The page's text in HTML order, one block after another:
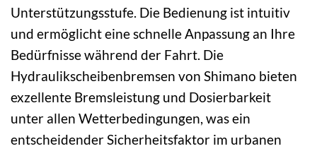
Unterstützungsstufe. Die Bedienung ist intuitiv
und ermöglicht eine schnelle Anpassung an Ihre
Bedürfnisse während der Fahrt. Die
Hydraulikscheibenbremsen von Shimano bieten
exzellente Bremsleistung und Dosierbarkeit
unter allen Wetterbedingungen, was ein
entscheidender Sicherheitsfaktor im urbanen